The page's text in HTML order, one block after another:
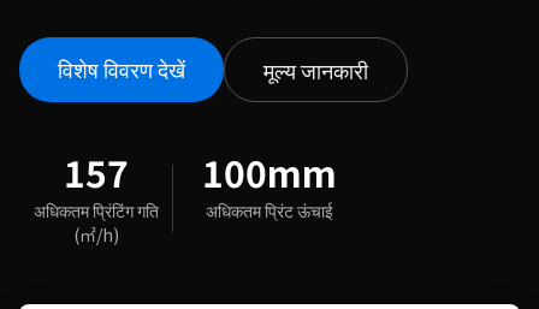
विशेष विवरण देखें मूल्य जानकारी
157
अधिकतम प्रिंटिंग गति
(㎡/h)
100mm
अधिकतम प्रिंट ऊंचाई